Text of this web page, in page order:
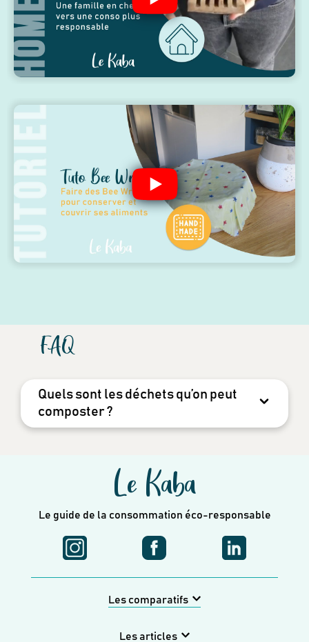
FAQ
Quels sont les déchets qu’on peut
composter ?
Le Kaba
Le guide de la consommation éco-responsable
Les comparatifs
Les articles